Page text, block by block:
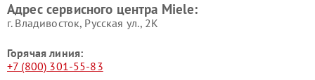
Miele
пылесосов Miele
Адрес сервисного центра Miele:
г. Владивосток, Русская ул., 2К
Горячая линия:
+7 (800) 301-55-83